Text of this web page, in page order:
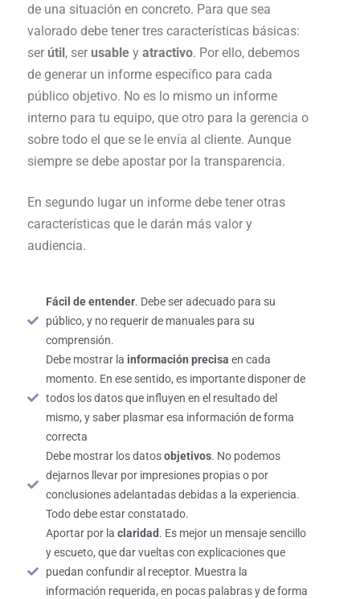
de una situación en concreto. Para que sea
valorado debe tener tres características básicas:
ser útil , ser usable y atractivo. Por ello, debemos
de generar un informe específico para cada
público objetivo. No es lo mismo un informe
interno para tu equipo, que otro para la gerencia o
sobre todo el que se le envía al cliente. Aunque
siempre se debe apostar por la transparencia.
En segundo lugar un informe debe tener otras
características que le darán más valor y
audiencia.
Fácil de entender. Debe ser adecuado para su
público, y no requerir de manuales para su
comprensión.
Debe mostrar la información precisa en cada
momento. En ese sentido, es importante disponer de
todos los datos que influyen en el resultado del
mismo, y saber plasmar esa información de forma
correcta
Debe mostrar los datosobjetivos. No podemos
dejarnos llevar por impresiones propias o por
conclusiones adelantadas debidas a la experiencia.
Todo debe estar constatado.
Aportar por la claridad. Es mejor un mensaje sencillo
y escueto, que dar vueltas con explicaciones que
puedan confundir al receptor. Muestra la
información requerida, en pocas palabras y de forma